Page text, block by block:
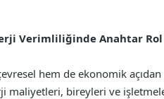
Verimliliğinde Anahtar Rol
hem de ekonomik
maliyetleri, bireyleri ve